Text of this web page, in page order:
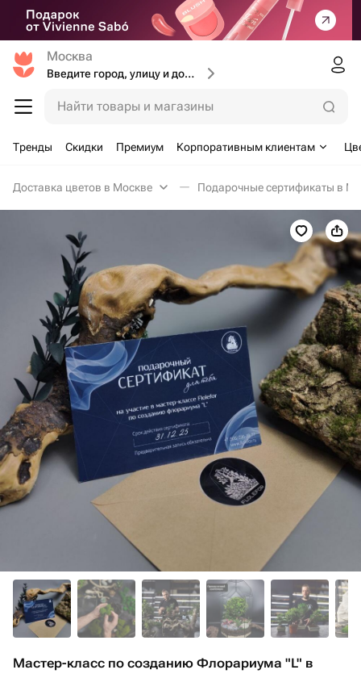
Москва
Введите город, улицу и дом доставки
Найти товары и магазины
Тренды Скидки Премиум Корпоративным клиентам
Доставка цветов в Москве Подарочные сертификаты в
Мастер-класс по созданию Флорариума "L" в